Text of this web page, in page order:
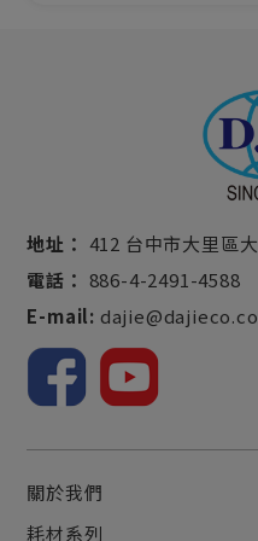
地址： 412 台中市大里區
電話： 886-4-2491-4588
E-mail:
關於我們
耗材系列